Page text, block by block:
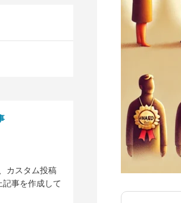
カスタム投稿
記事を作成して